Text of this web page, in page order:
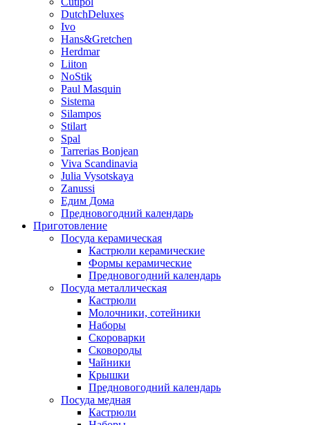
DutchDeluxes
Ivo
Hans&Gretchen
Herdmar
Liiton
NoStik
Paul Masquin
Sistema
Silampos
Stilart
Spal
Tarrerias Bonjean
Viva Scandinavia
Julia Vysotskaya
Zanussi
Едим Дома
Предновогодний календарь
Приготовление
Посуда керамическая
Кастрюли керамические
Формы керамические
Предновогодний календарь
Посуда металлическая
Кастрюли
Молочники, сотейники
Наборы
Скороварки
Сковороды
Чайники
Крышки
Предновогодний календарь
Посуда медная
Кастрюли